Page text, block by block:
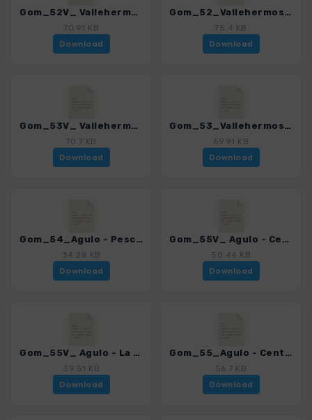
Gom_52V_ Vallehermoso - El Tion_4007_15.gpx
70.91 KB
Download
Gom_52_Vallehermoso - El Tion_4007_15.gpx
75.4 KB
Download
Gom_53V_ Vallehermoso - Presa de Marichal_4007_15.gpx
70.7 KB
Download
Gom_53_Vallehermoso - Presa de Marichal_4007_15.gpx
69.91 KB
Download
Gom_54_Agulo - Pescante_4007_15.gpx
34.28 KB
Download
Gom_55V_ Agulo - Centro de Visitantes Juego de Bolas - Playa de San Marcos_4007_15.gpx
50.44 KB
Download
Gom_55V_ Agulo - La Palmita - Centro de Visitantes Juego de Bolas_4007_15.gpx
39.51 KB
Download
Gom_55_Agulo - Centro de Visitantes Juego de Bolas_4007_15.gpx
56.7 KB
Download